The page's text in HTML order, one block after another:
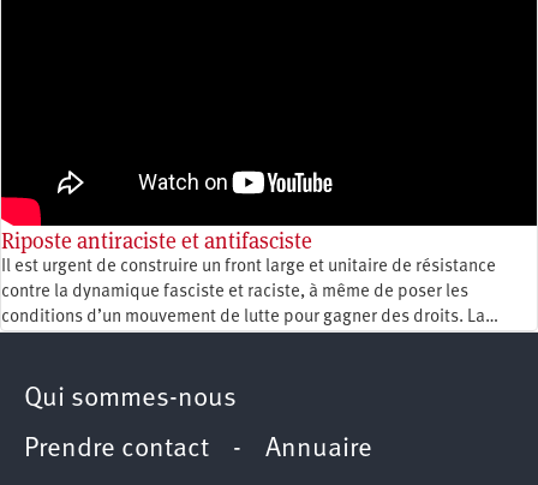
Riposte antiraciste et antifasciste
Il est urgent de construire un front large et unitaire de résistance
contre la dynamique fasciste et raciste, à même de poser les
conditions d’un mouvement de lutte pour gagner des droits. La…
Qui sommes-nous
Prendre contact - Annuaire